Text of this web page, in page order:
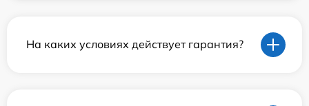
На каких условиях действует гарантия?